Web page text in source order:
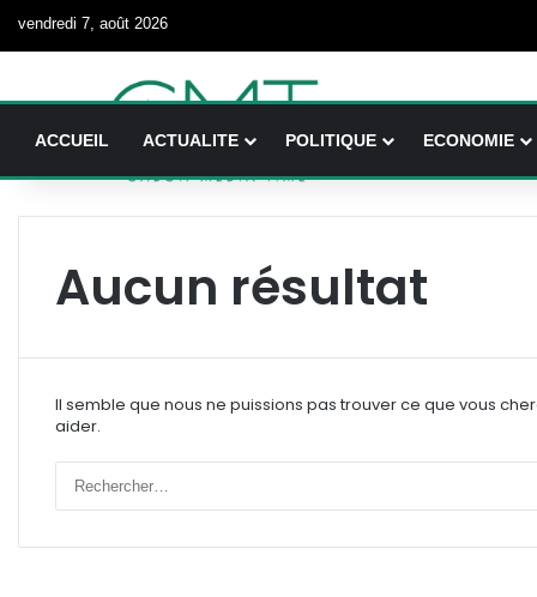
vendredi 7, août 2026
ACCUEIL ACTUALITE POLITIQUE ECONOMIE
Aucun résultat
Il semble que nous ne puissions pas trouver ce que vous
aider.